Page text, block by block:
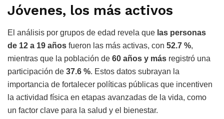
Jóvenes, los más activos
El análisis por grupos de edad revela que las personas
de 12 a 19 años fueron las más activas, con 52.7 %,
mientras que la población de 60 años y más registró una
participación de 37.6 %. Estos datos subrayan la
importancia de fortalecer políticas públicas que incentiven
la actividad física en etapas avanzadas de la vida, como
un factor clave para la salud y el bienestar.